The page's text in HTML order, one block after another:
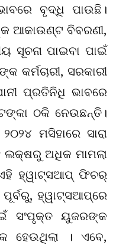
ବୃଦ୍ଧି ପାଉଛି।
ଆକାଉଣ୍ଟ ବିବରଣୀ,
ସୂଚନା ପାଇବା ପାଇଁ
କର୍ମଚାରୀ, ସରକାରୀ
ପ୍ରତିନିଧି ଭାବରେ
ଠକି ନେଉଛନ୍ତି।
ମସିହାରେ ସାରା
ଲକ୍ଷରୁ ଅଧିକ ମାମଲା
ହ୍ୱାଟ୍ସଆପ୍ ଫିଚର୍
ହ୍ୱାଟ୍ସଆପ୍‌ରେ
ସଂପୃକ୍ତ ୟୁଜରଙ୍କ
। ଏବେ,